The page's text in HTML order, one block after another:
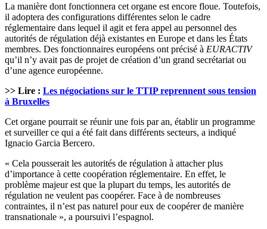
La manière dont fonctionnera cet organe est encore floue. Toutefois,
il adoptera des configurations différentes selon le cadre
réglementaire dans lequel il agit et fera appel au personnel des
autorités de régulation déjà existantes en Europe et dans les États
membres. Des fonctionnaires européens ont précisé à EURACTIV
qu’il n’y avait pas de projet de création d’un grand secrétariat ou
d’une agence européenne.
>> Lire : Les négociations sur le TTIP reprennent sous tension
à Bruxelles
Cet organe pourrait se réunir une fois par an, établir un programme
et surveiller ce qui a été fait dans différents secteurs, a indiqué
Ignacio Garcia Bercero.
« Cela pousserait les autorités de régulation à attacher plus
d’importance à cette coopération réglementaire. En effet, le
problème majeur est que la plupart du temps, les autorités de
régulation ne veulent pas coopérer. Face à de nombreuses
contraintes, il n’est pas naturel pour eux de coopérer de manière
transnationale », a poursuivi l’espagnol.